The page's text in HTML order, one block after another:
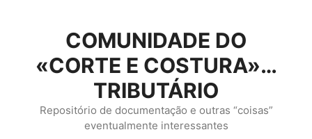
conteúdo
COMUNIDADE DO
«CORTE E COSTURA»…
TRIBUTÁRIO
Repositório de documentação e outras “coisas”
eventualmente interessantes